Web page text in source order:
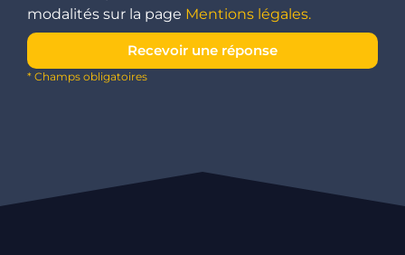
modalités sur la page Mentions légales.
Recevoir une réponse
* Champs obligatoires